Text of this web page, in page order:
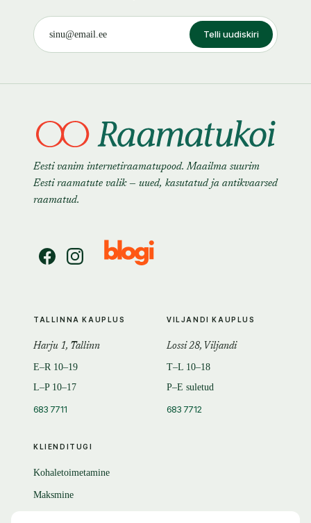
Telli uudiskiri
Eesti vanim internetiraamatupood. Maailma suurim
Eesti raamatute valik — uued, kasutatud ja antikvaarsed
raamatud.
KLIENDITUGI
Kohaletoimetamine
Maksmine
TALLINNA KAUPLUS
Harju 1, Tallinn
E–R 10–19
L–P 10–17
683 7711
VILJANDI KAUPLUS
Lossi 28, Viljandi
T–L 10–18
P–E suletud
683 7712